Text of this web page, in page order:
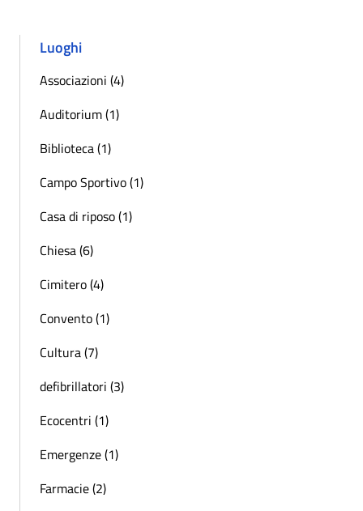
Luoghi
Associazioni (4)
Auditorium (1)
Biblioteca (1)
Campo Sportivo (1)
Casa di riposo (1)
Chiesa (6)
Cimitero (4)
Convento (1)
Cultura (7)
defibrillatori (3)
Ecocentri (1)
Emergenze (1)
Farmacie (2)